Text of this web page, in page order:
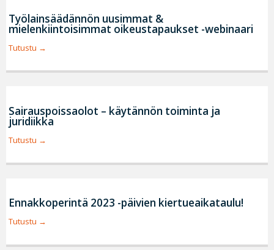
Työlainsäädännön uusimmat &
mielenkiintoisimmat oikeustapaukset -webinaari
Tutustu
Sairauspoissaolot – käytännön toiminta ja
juridiikka
Tutustu
Ennakkoperintä 2023 -päivien kiertueaikataulu!
Tutustu